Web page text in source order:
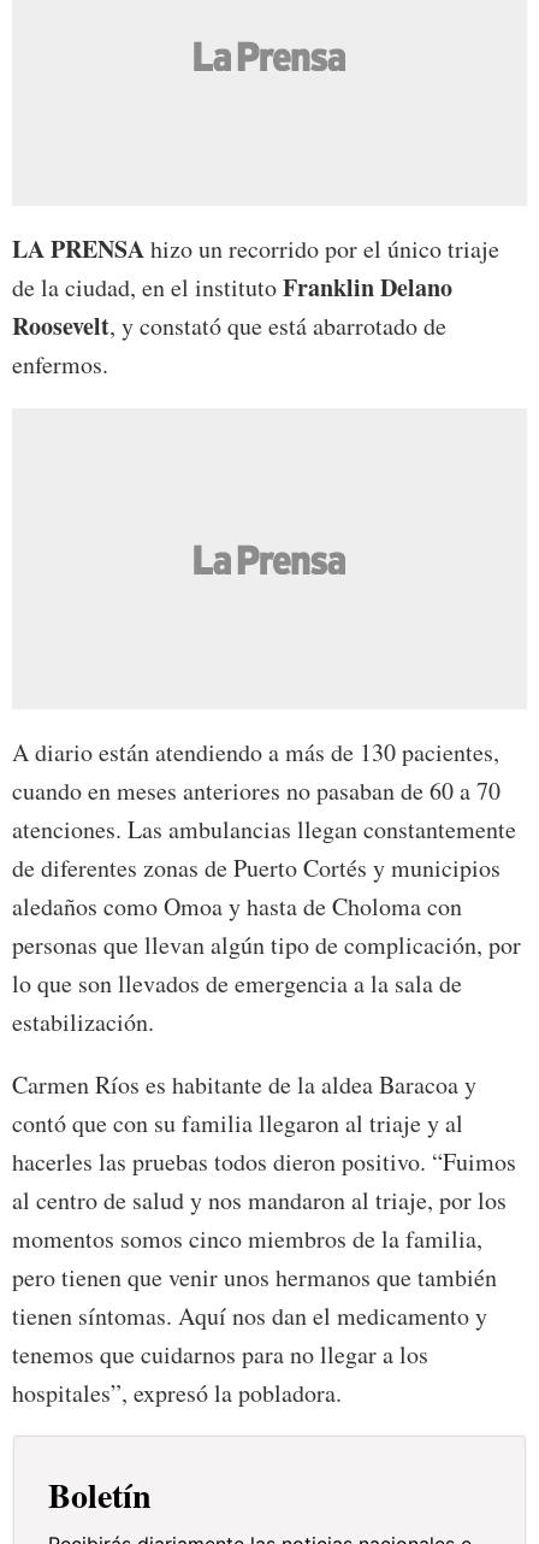
LA PRENSAhizo un recorrido por el único triaje
de la ciudad, en el institutoFranklin Delano
Roosevelt, y constató que está abarrotado de
enfermos.
A diario están atendiendo a más de 130 pacientes,
cuando en meses anteriores no pasaban de 60 a 70
atenciones. Las ambulancias llegan constantemente
de diferentes zonas de Puerto Cortés y municipios
aledaños como Omoa y hasta de Choloma con
personas que llevan algún tipo de complicación, por
lo que son llevados de emergencia a la sala de
estabilización.
Carmen Ríos es habitante de la aldea Baracoa y
contó que con su familia llegaron al triaje y al
hacerles las pruebas todos dieron positivo. “Fuimos
al centro de salud y nos mandaron al triaje, por los
momentos somos cinco miembros de la familia,
pero tienen que venir unos hermanos que también
tienen síntomas. Aquí nos dan el medicamento y
tenemos que cuidarnos para no llegar a los
hospitales”, expresó la pobladora.
Boletín